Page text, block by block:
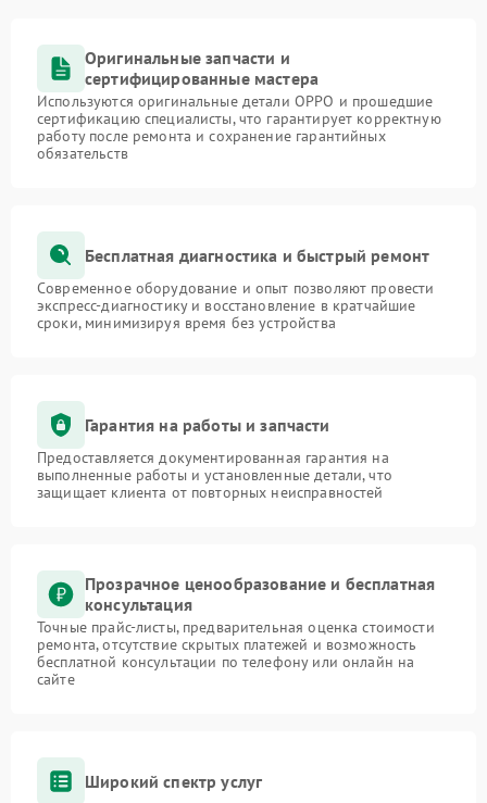
Оригинальные запчасти и
сертифицированные мастера
Используются оригинальные детали OPPO и прошедшие
сертификацию специалисты, что гарантирует корректную
работу после ремонта и сохранение гарантийных
обязательств
Бесплатная диагностика и быстрый ремонт
Современное оборудование и опыт позволяют провести
экспресс-диагностику и восстановление в кратчайшие
сроки, минимизируя время без устройства
Гарантия на работы и запчасти
Предоставляется документированная гарантия на
выполненные работы и установленные детали, что
защищает клиента от повторных неисправностей
Прозрачное ценообразование и бесплатная
консультация
Точные прайс-листы, предварительная оценка стоимости
ремонта, отсутствие скрытых платежей и возможность
бесплатной консультации по телефону или онлайн на
сайте
Широкий спектр услуг